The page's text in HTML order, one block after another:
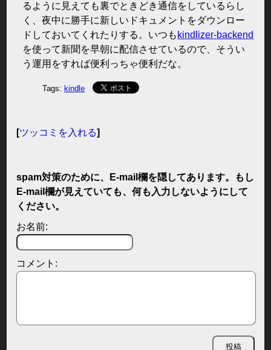
るように見えても裏でときどき通信をしているらし
く、夜中に勝手に新しいドキュメントをダウンロー
ドしておいてくれたりする。いつも kindlizer-backend
を使って新聞を早朝に配信させているので、そうい
う運用をすれば便利っちゃ便利だな。
Tags: kindle
[ツッコミを入れる]
spam対策のために、E-mail欄を隠してあります。もし
E-mail欄が見えていても、何も入力しないようにして
ください。
お名前:
コメント: